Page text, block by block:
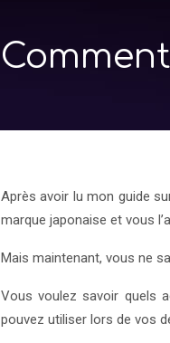
Après avoir lu mon guide
marque japonaise et vous
Mais maintenant, vous ne
Vous voulez savoir quels
pouvez utiliser lors de vos